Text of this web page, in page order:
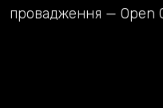
провадження — Open